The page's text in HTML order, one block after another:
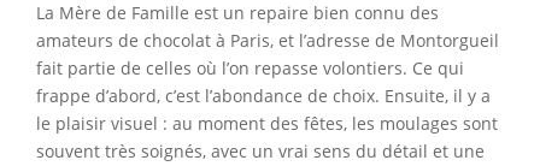
La Mère de Famille est un repaire bien connu des
amateurs de chocolat à Paris, et l’adresse de Montorgueil
fait partie de celles où l’on repasse volontiers. Ce qui
frappe d’abord, c’est l’abondance de choix. Ensuite, il y a
le plaisir visuel : au moment des fêtes, les moulages sont
souvent très soignés, avec un vrai sens du détail et une